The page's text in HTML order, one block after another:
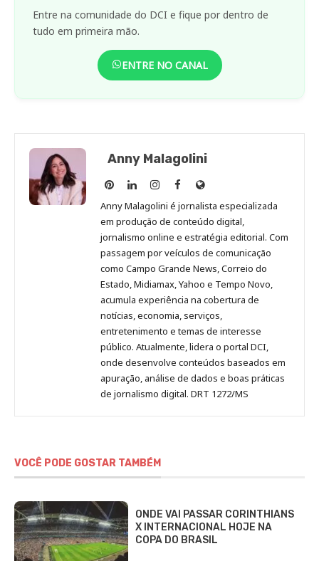
Entre na comunidade do DCI e fique por dentro de
tudo em primeira mão.
ENTRE NO CANAL
Anny Malagolini
Anny
Malagolini
no
Pinterest
Anny
Malagolini
no
LinkedIn
Anny
Malagolini
no
Instagram
Anny
Malagolini
no
Facebook
Site
de
Anny
Malagolini
Anny Malagolini é jornalista especializada
em produção de conteúdo digital,
jornalismo online e estratégia editorial. Com
passagem por veículos de comunicação
como Campo Grande News, Correio do
Estado, Midiamax, Yahoo e Tempo Novo,
acumula experiência na cobertura de
notícias, economia, serviços,
entretenimento e temas de interesse
público. Atualmente, lidera o portal DCI,
onde desenvolve conteúdos baseados em
apuração, análise de dados e boas práticas
de jornalismo digital. DRT 1272/MS
VOCÊ PODE GOSTAR TAMBÉM
ONDE VAI PASSAR CORINTHIANS
X INTERNACIONAL HOJE NA
COPA DO BRASIL